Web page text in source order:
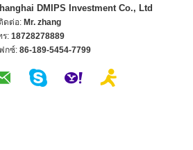
DMIPS Investment Co., Ltd
ดต่อ: Mr. zhang
ร: 18728278889
กซ์: 86-189-5454-7799